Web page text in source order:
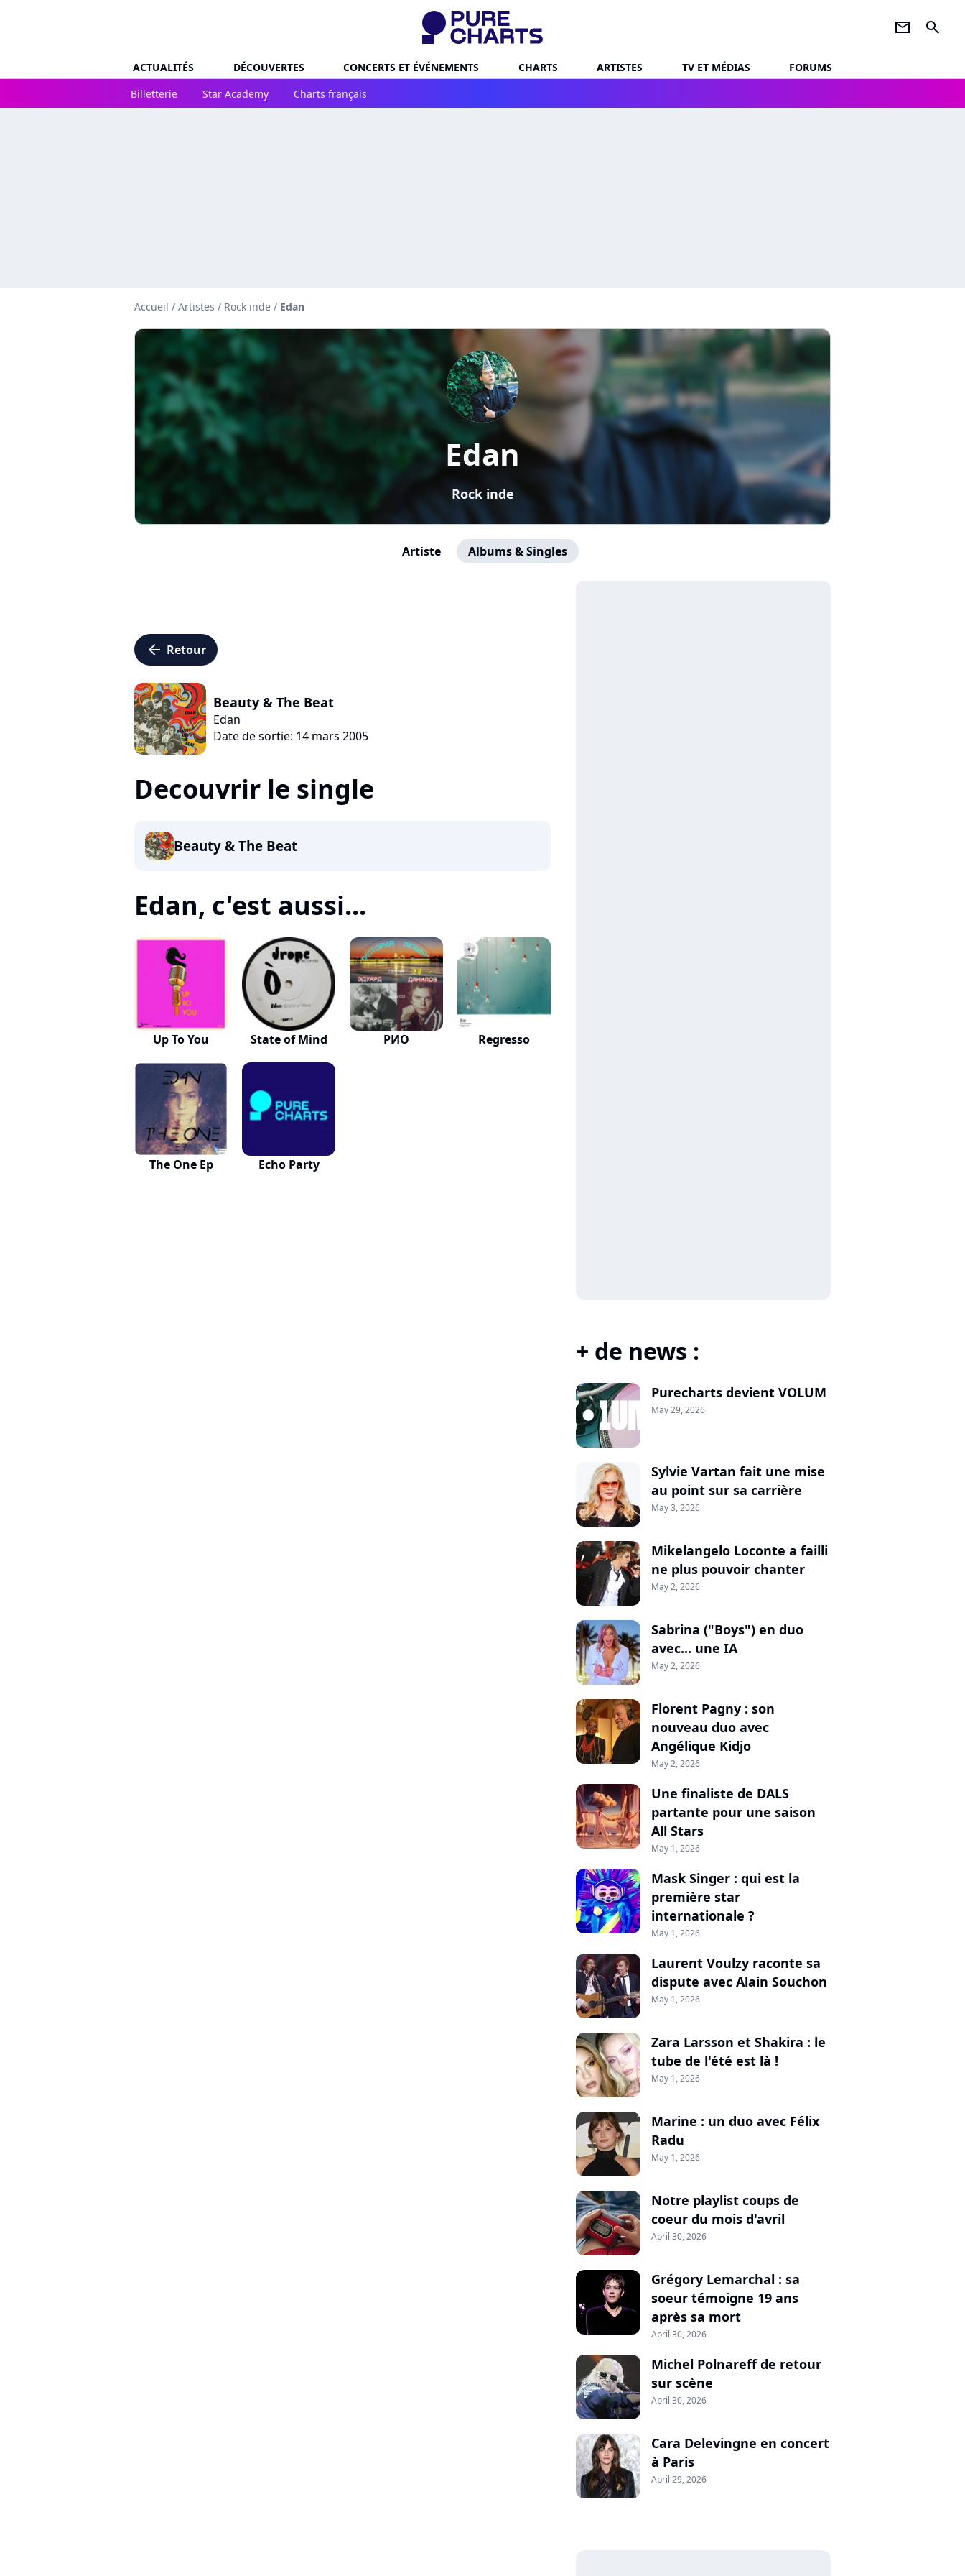
newsletter search
ACTUALITÉS DÉCOUVERTES CONCERTS ET ÉVÉNEMENTS CHARTS ARTISTES TV ET MÉDIAS
FORUMS
Billetterie
Star Academy Charts français
Accueil / Artistes / Rock inde / Edan
Edan
Rock inde
Artiste Albums & Singles
arrow_left Retour
Beauty & The Beat
Edan
Date de sortie: 14 mars 2005
Decouvrir le single
Beauty & The Beat
Edan, c'est aussi...
Up To You State of Mind РИО Regresso
The One Ep Echo Party
+ de news :
Purecharts devient VOLUM
May 29, 2026
Sylvie Vartan fait une mise
au point sur sa carrière
May 3, 2026
Mikelangelo Loconte a failli
ne plus pouvoir chanter
May 2, 2026
Sabrina ("Boys") en duo
avec... une IA
May 2, 2026
Florent Pagny : son
nouveau duo avec
Angélique Kidjo
May 2, 2026
Une finaliste de DALS
partante pour une saison
All Stars
May 1, 2026
Mask Singer : qui est la
première star
internationale ?
May 1, 2026
Laurent Voulzy raconte sa
dispute avec Alain Souchon
May 1, 2026
Zara Larsson et Shakira : le
tube de l'été est là !
May 1, 2026
Marine : un duo avec Félix
Radu
May 1, 2026
Notre playlist coups de
coeur du mois d'avril
April 30, 2026
Grégory Lemarchal : sa
soeur témoigne 19 ans
après sa mort
April 30, 2026
Michel Polnareff de retour
sur scène
April 30, 2026
Cara Delevingne en concert
à Paris
April 29, 2026